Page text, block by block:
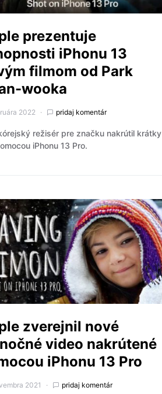
prezentuje
iPhonu 13
filmom od Park
wooka
2022 pridaj komentár
režisér pre značku nakrútil krátky
iPhonu 13 Pro.
zverejnil nové
video nakrútené
iPhonu 13 Pro
2021 pridaj komentár